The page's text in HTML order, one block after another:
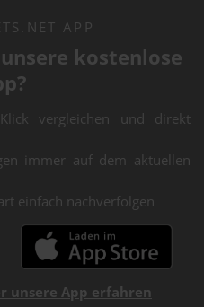
APP
kostenlose
vergleichen und direkt
immer auf dem aktuellen
einfach nachverfolgen
unsere App erfahren